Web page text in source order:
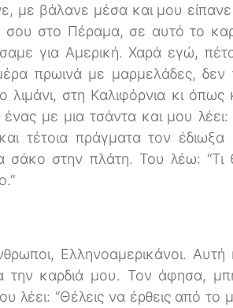
με βάλανε μέσα και μου
στο Πέραμα, σε αυτό το
για Αμερική. Χαρά εγώ,
πρωινά με μαρμελάδες,
στη Καλιφόρνια κι
με μια τσάντα και μου
τέτοια πράγματα τον έδιωξα
σάκο στην πλάτη. Του λέω: “Τι
Ελληνοαμερικάνοι.
καρδιά μου. Τον άφησα,
λέει: “Θέλεις να έρθεις από το